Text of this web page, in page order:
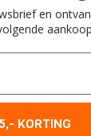
en
KORTING